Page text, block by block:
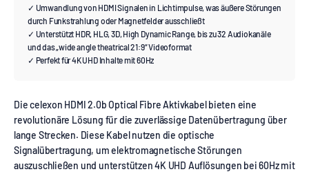
✓ Umwandlung von HDMI Signalen in Lichtimpulse, was äußere Störungen
durch Funkstrahlung oder Magnetfelder ausschließt
✓ Unterstützt HDR, HLG, 3D, High Dynamic Range, bis zu 32 Audiokanäle
und das „wide angle theatrical 21:9“ Videoformat
✓ Perfekt für 4K UHD Inhalte mit 60Hz
Die celexon HDMI 2.0b Optical Fibre Aktivkabel bieten eine
revolutionäre Lösung für die zuverlässige Datenübertragung über
lange Strecken. Diese Kabel nutzen die optische
Signalübertragung, um elektromagnetische Störungen
auszuschließen und unterstützen 4K UHD Auflösungen bei 60Hz mit